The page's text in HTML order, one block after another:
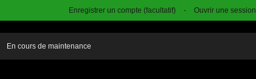
Enregistrer un compte (facultatif) - Ouvrir une session
En cours de maintenance